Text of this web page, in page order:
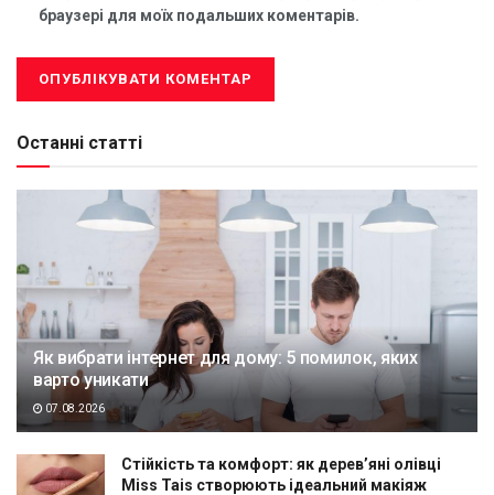
браузері для моїх подальших коментарів.
Останні статті
Як вибрати інтернет для дому: 5 помилок, яких
варто уникати
07.08.2026
Стійкість та комфорт: як дерев’яні олівці
Miss Tais створюють ідеальний макіяж